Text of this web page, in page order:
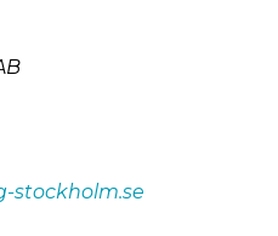
stockholm.se